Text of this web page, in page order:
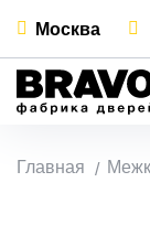
Москва
Главная